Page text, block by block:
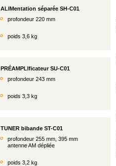
ALIMentation séparée SH-C01
profondeur 220 mm
poids 3,6 kg
PRÉAMPLIficateur SU-C01
profondeur 243 mm
poids 3,3 kg
TUNER bibande ST-C01
profondeur 255 mm, 395 mm
antenne AM dépliée
poids 3,2 kg